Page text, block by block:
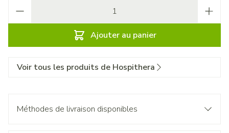
Ajouter au panier
Voir tous les produits de Hospithera
Méthodes de livraison disponibles